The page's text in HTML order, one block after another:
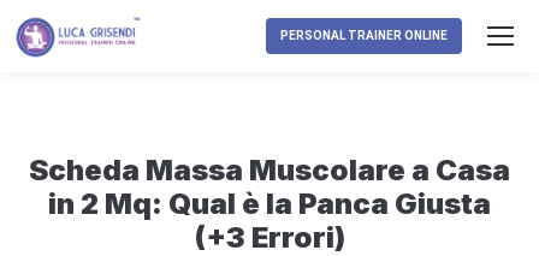
PERSONAL TRAINER ONLINE
Scheda Massa Muscolare a Casa
in 2 Mq: Qual è la Panca Giusta
(+3 Errori)